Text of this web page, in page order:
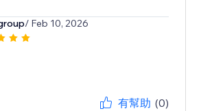
/ Feb 10, 2026
有幫助 (0)